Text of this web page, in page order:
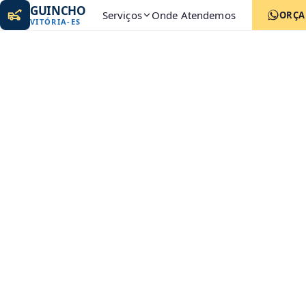
GUINCHO
VITÓRIA- ES Serviços Onde Atendemos